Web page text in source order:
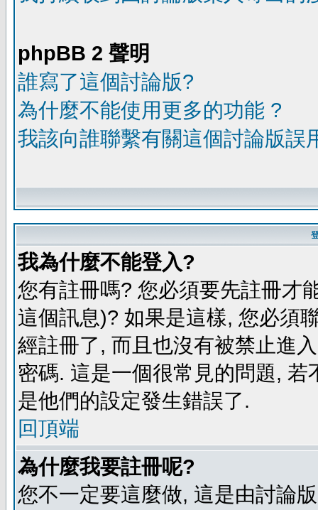
phpBB 2 聲明
誰寫了這個討論版?
為什麼不能使用更多的功能 ?
我該向誰聯繫有關這個討論版誤
我為什麼不能登入?
您有註冊嗎? 您必須要先註冊才
這個訊息)? 如果是這樣, 您必須
經註冊了, 而且也沒有被禁止進
密碼. 這是一個很常見的問題,
是他們的設定發生錯誤了.
回頂端
為什麼我要註冊呢?
您不一定要這麼做, 這是由討論